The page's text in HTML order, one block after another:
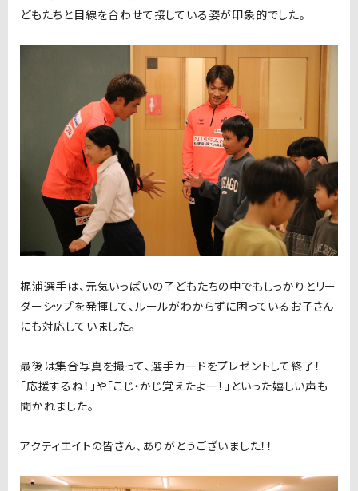
どもたちと目線を合わせて接している姿が印象的でした。
梶浦選手は、元気いっぱいの子どもたちの中でもしっかりとリー
ダーシップを発揮して、ルールがわからずに困っているお子さん
にも対応していました。
最後は集合写真を撮って、選手カードをプレゼントして終了！
「応援するね！」や「こじ・かじ覚えたよー！」といった嬉しい声も
聞かれました。
アクティエイトの皆さん、ありがとうございました！！